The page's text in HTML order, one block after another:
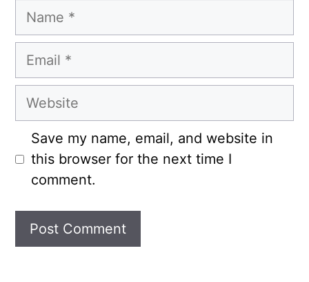
Name
Email
Website
Save my name, email, and website in
this browser for the next time I
comment.